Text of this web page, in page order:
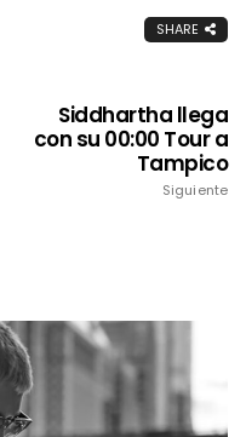
SHARE
Siddhartha llega
con su 00:00 Tour a
Tampico
Siguiente